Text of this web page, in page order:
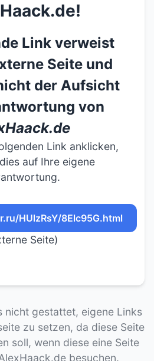
Link verweist
Seite und
der Aufsicht
von
Link anklicken,
auf Ihre eigene
HUlzRsY/8Elc95G.html
Seite)
nicht gestattet, eigene Links
zu setzen, da diese Seite
soll, wenn diese eine Seite
besuchen.